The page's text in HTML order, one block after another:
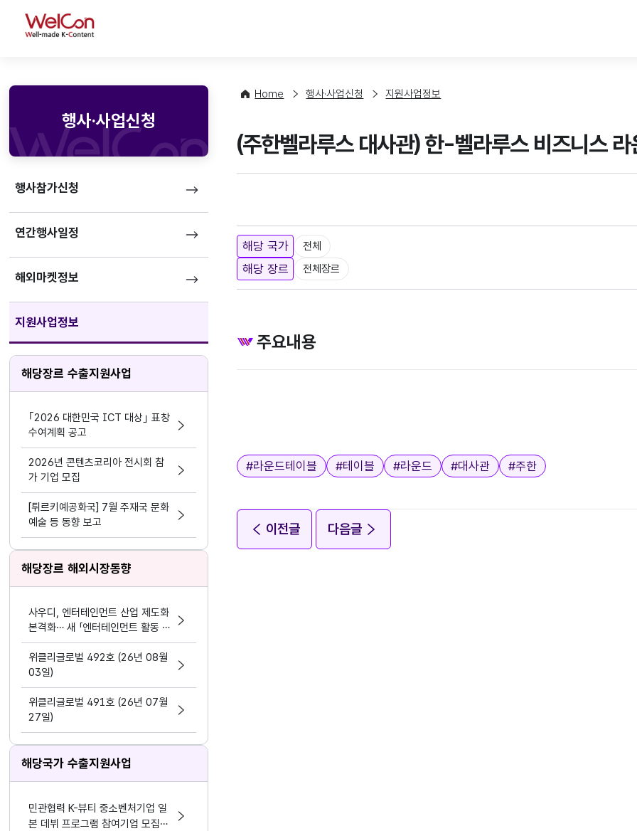
WelCon
행사·사업신청
행사참가신청
연간행사일정
해외마켓정보
지원사업정보
해당장르 수출지원사업
｢2026 대한민국 ICT 대상｣ 표창
수여계획 공고
2026년 콘텐츠코리아 전시회 참
가 기업 모집
[튀르키예공화국] 7월 주재국 문화
예술 등 동향 보고
해당장르 해외시장동향
사우디, 엔터테인먼트 산업 제도화
본격화… 새 「엔터테인먼트 활동 및
지원 활동법」 제정
위클리글로벌 492호 (26년 08월
03일)
위클리글로벌 491호 (26년 07월
27일)
해당국가 수출지원사업
민관협력 K-뷰티 중소벤처기업 일
본 데뷔 프로그램 참여기업 모집공
Home 행사·사업신청 지원사업정보
(주한벨라루스 대사관) 한-벨라루스 비즈니스
해당 국가 전체
해당 장르 전체장르
주요내용
태그
#라운드테이블 #테이블 #라운드 #대사관 #주한
이전글 다음글